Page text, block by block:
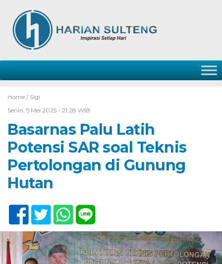
Home / Sigi
Senin, 5 Mei 2025 - 21:28 WIB
Basarnas Palu Latih
Potensi SAR soal Teknis
Pertolongan di Gunung
Hutan